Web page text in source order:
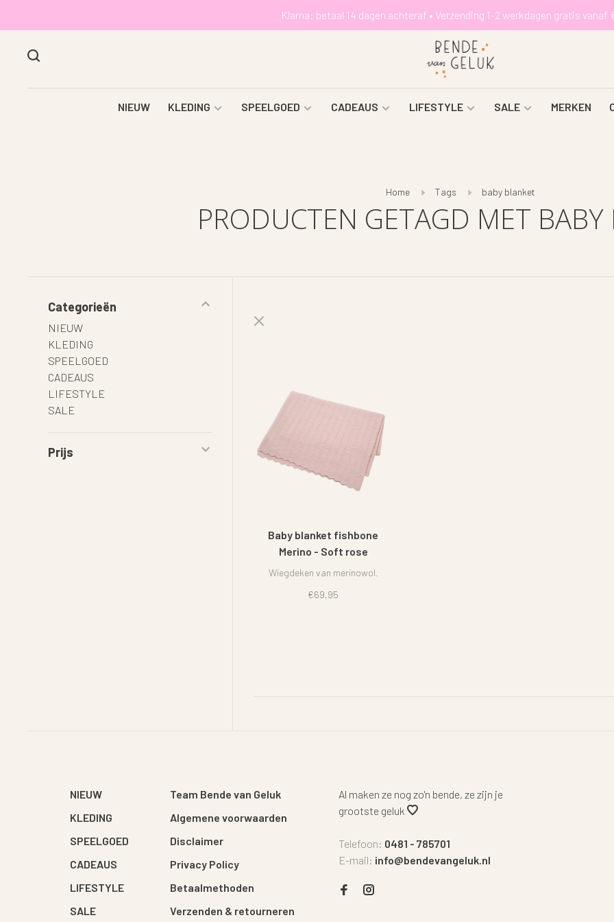
Klarna: betaal 14 dagen achteraf • Verzending 1-2 werkdagen gratis vanaf
NIEUW KLEDING SPEELGOED CADEAUS LIFESTYLE SALE MERKEN
Home Tags baby blanket
PRODUCTEN GETAGD MET BABY
Categorieën
NIEUW
KLEDING
SPEELGOED
CADEAUS
LIFESTYLE
SALE
Prijs
Baby blanket fishbone
Merino - Soft rose
Wiegdeken van merinowol.
€69,95
NIEUW
KLEDING
SPEELGOED
CADEAUS
LIFESTYLE
SALE
Team Bende van Geluk
Algemene voorwaarden
Disclaimer
Privacy Policy
Betaalmethoden
Verzenden & retourneren
Al maken ze nog zo'n bende, ze zijn je
grootste geluk
Telefoon: 0481 - 785701
E-mail: info@bendevangeluk.nl